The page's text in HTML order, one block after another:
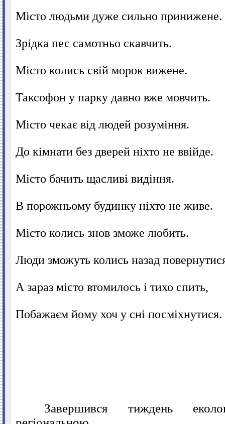
Місто людьми дуже сильно принижене.
Зрідка пес самотньо скавчить.
Місто колись свій морок вижене.
Таксофон у парку давно вже мовчить.
Місто чекає від людей розуміння.
До кімнати без дверей ніхто не ввійде.
Місто бачить щасливі видіння.
В порожньому будинку ніхто не живе.
Місто колись знов зможе любить.
Люди зможуть колись назад
А зараз місто втомилось і тихо спить,
Побажаєм йому хоч у сні посміхнутися.
Завершився тиждень